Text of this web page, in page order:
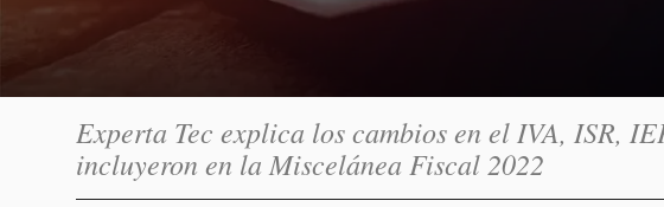
Experta Tec explica los cambios en el IVA, ISR,
incluyeron en la Miscelánea Fiscal 2022